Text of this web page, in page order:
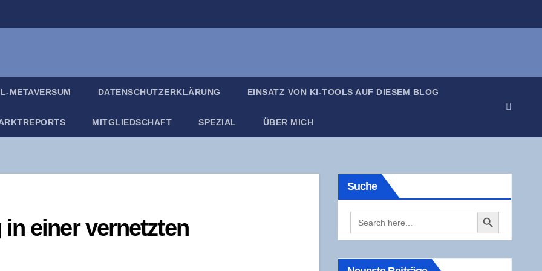
META­VER­SUM DATEN­SCHUTZ­ER­KLÄ­RUNG EIN­SATZ VON KI-TOOLS AUF DIE­SEM BLOG
MIT­GLIED­SCHAFT SPE­ZI­AL ÜBER MICH
einer ver­netz­ten
Suche
Search
for:
Search Button